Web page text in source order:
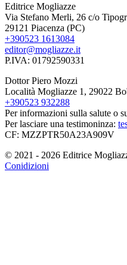
Editrice Mogliazze
Via Stefano Merli, 26 c/o
29121 Piacenza (PC)
+390523 1613084
editor@mogliazze.it
P.IVA: 01792590331
Dottor Piero Mozzi
Località Mogliazze 1, 29022
+390523 932288
Per informazioni sulla salute o
Per lasciare una testimoninza:
CF: MZZPTR50A23A909V
© 2021 - 2026 Editrice
Conidizioni